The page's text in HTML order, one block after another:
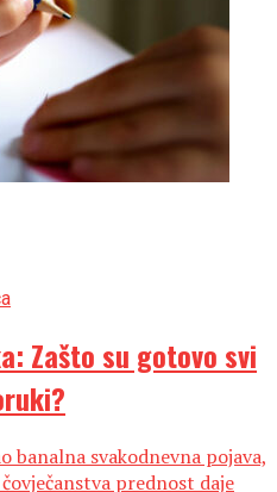
Zašto su gotovo svi
banalna svakodnevna pojava,
prednost daje